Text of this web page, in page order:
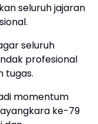
seluruh jajaran
seluruh
profesional
tugas.
momentum
ke-79